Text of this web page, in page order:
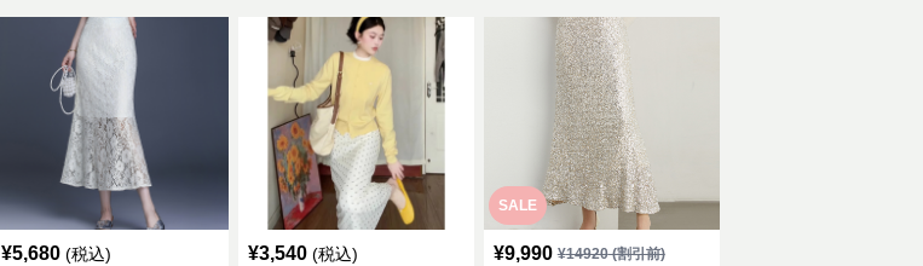
¥5,680 (税込) ¥3,540 (税込)
SALE
¥9,990 ¥14920(割引前)